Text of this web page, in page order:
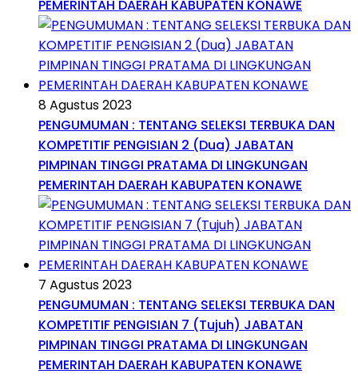
PEMERINTAH DAERAH KABUPATEN KONAWE
8 Agustus 2023
PENGUMUMAN : TENTANG SELEKSI TERBUKA DAN
KOMPETITIF PENGISIAN 2 (Dua) JABATAN
PIMPINAN TINGGI PRATAMA DI LINGKUNGAN
PEMERINTAH DAERAH KABUPATEN KONAWE
7 Agustus 2023
PENGUMUMAN : TENTANG SELEKSI TERBUKA DAN
KOMPETITIF PENGISIAN 7 (Tujuh) JABATAN
PIMPINAN TINGGI PRATAMA DI LINGKUNGAN
PEMERINTAH DAERAH KABUPATEN KONAWE